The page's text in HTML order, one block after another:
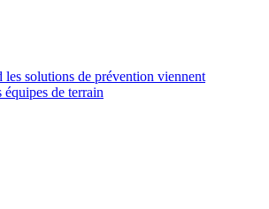
les solutions de prévention viennent
équipes de terrain